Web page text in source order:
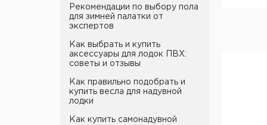
Рекомендации по выбору пола
для зимней палатки от
экспертов
Как выбрать и купить
аксессуары для лодок ПВХ:
советы и отзывы
Как правильно подобрать и
купить весла для надувной
лодки
Как купить самонадувной